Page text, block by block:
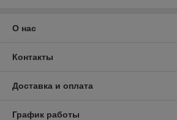
О нас
Контакты
Доставка и оплата
График работы